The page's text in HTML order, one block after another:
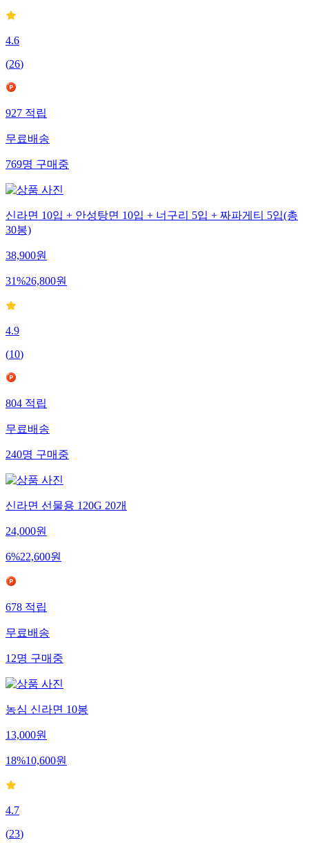
4.6
(26)
927적립
무료배송
769명구매중
신라면 10입 + 안성탕면 10입 + 너구리 5입 + 짜파게티 5입(총
30봉)
38,900원
31%26,800원
4.9
(10)
804적립
무료배송
240명구매중
신라면 선물용 120G 20개
24,000원
6%22,600원
678적립
무료배송
12명구매중
농심 신라면 10봉
13,000원
18%10,600원
4.7
(23)